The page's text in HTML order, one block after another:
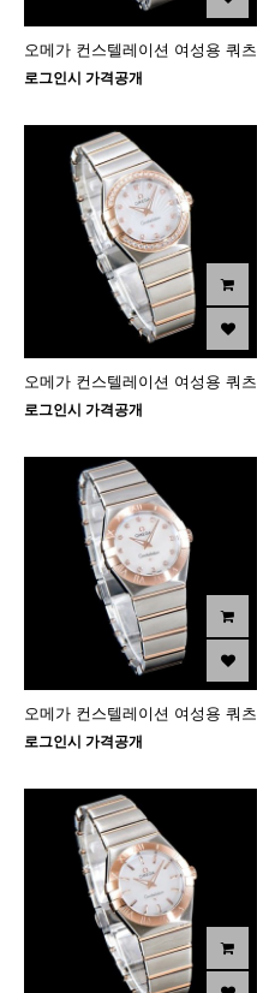
오메가 컨스텔레이션 여성용 쿼츠
로그인시 가격공개
오메가 컨스텔레이션 여성용 쿼츠
로그인시 가격공개
오메가 컨스텔레이션 여성용 쿼츠
로그인시 가격공개